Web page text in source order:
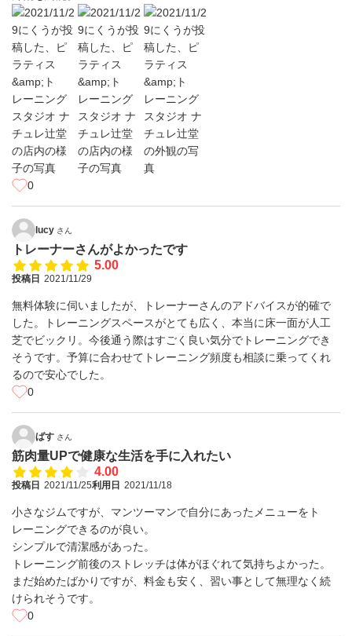
0
lucy さん
トレーナーさんがよかったです
5.00
投稿日 2021/11/29
無料体験に伺いましたが、トレーナーさんのアドバイスが的確で
した。トレーニングスペースがとても広く、本当に床一面が人工
芝でビックリ。今後通う際はすごく良い気分でトレーニングでき
そうです。予算に合わせてトレーニング頻度も相談に乗ってくれ
るので安心でした。
0
ばす さん
筋肉量UPで健康な生活を手に入れたい
4.00
投稿日 2021/11/25利用日 2021/11/18
小さなジムですが、マンツーマンで自分にあったメニューをト
レーニングできるのが良い。
シンプルで清潔感があった。
トレーニング前後のストレッチは体がほぐれて気持ちよかった。
まだ始めたばかりですが、料金も安く、習い事として無理なく続
けられそうです。
0